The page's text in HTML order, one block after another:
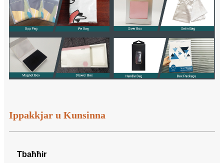
Ippakkjar u Kunsinna
Tbaħħir